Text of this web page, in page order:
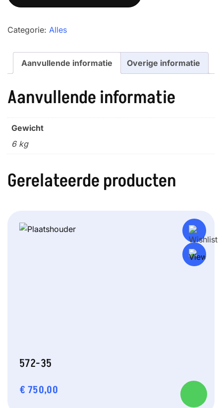
Categorie: Alles
Aanvullende informatie Overige informatie
Aanvullende informatie
Gewicht
6 kg
Gerelateerde producten
572-35
€ 750,00